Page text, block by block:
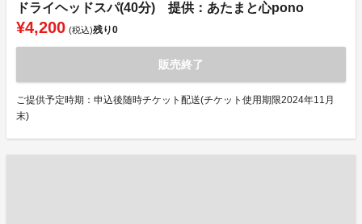
ドライヘッドスパ(40分) 提供：あたまと心pono
¥4,200 (税込)残り0
販売終了
ご提供予定時期：申込後随時チケット配送(チケット使用期限2024年11月
末)